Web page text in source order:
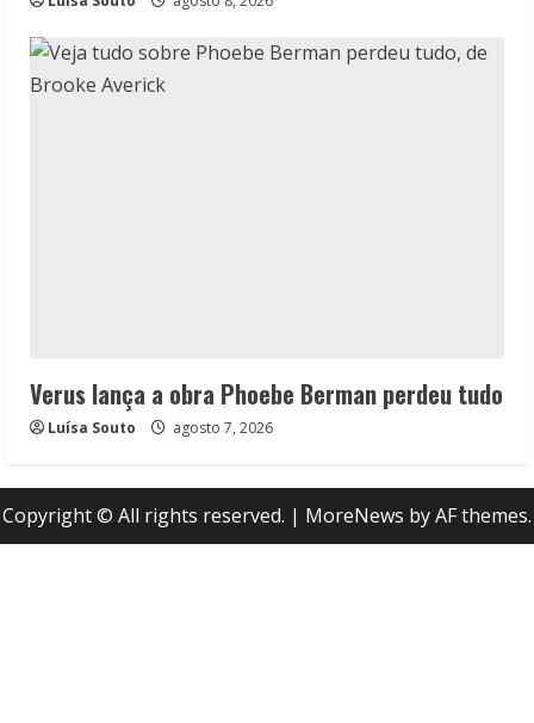
Verus lança a obra Phoebe Berman perdeu tudo
Luísa Souto agosto 7, 2026
Copyright © All rights reserved. | MoreNews by AF themes.